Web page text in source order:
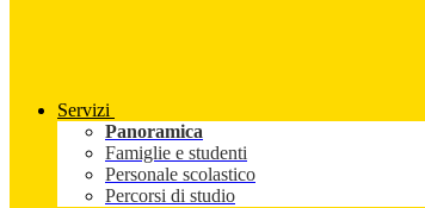
Servizi
Panoramica
Famiglie e studenti
Personale scolastico
Percorsi di studio